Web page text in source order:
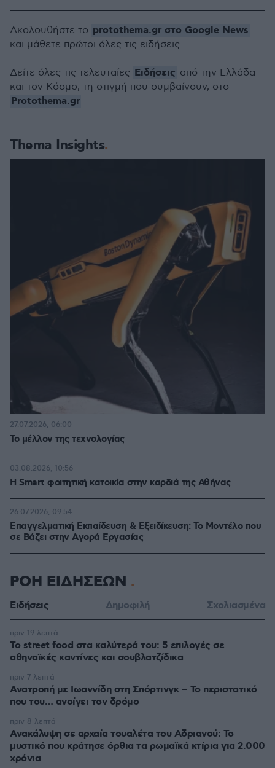
Thema Insights
Το μέλλον της τεχνολογίας
27.07.2026, 06:00
Η Smart φοιτητική κατοικία στην καρδιά της Αθήνας
03.08.2026, 10:56
Επαγγελματική Εκπαίδευση & Εξειδίκευση: Το Mοντέλο που
σε Bάζει στην Aγορά Eργασίας
26.07.2026, 09:54
Ακολουθήστε το protothema.gr στο Google News
και μάθετε πρώτοι όλες τις ειδήσεις
Δείτε όλες τις τελευταίες Ειδήσεις από την Ελλάδα
και τον Κόσμο, τη στιγμή που συμβαίνουν, στο
Protothema.gr
ΡΟΗ ΕΙΔΗΣΕΩΝ
Ειδήσεις Δημοφιλή Σχολιασμένα
Το street food στα καλύτερά του: 5 επιλογές σε
αθηναϊκές καντίνες και σουβλατζίδικα
πριν 19 λεπτά
Ανατροπή με Ιωαννίδη στη Σπόρτινγκ – Το περιστατικό
που του… ανοίγει τον δρόμο
πριν 7 λεπτά
Ανακάλυψη σε αρχαία τουαλέτα του Αδριανού: Το
μυστικό που κράτησε όρθια τα ρωμαϊκά κτίρια για 2.000
χρόνια
πριν 8 λεπτά